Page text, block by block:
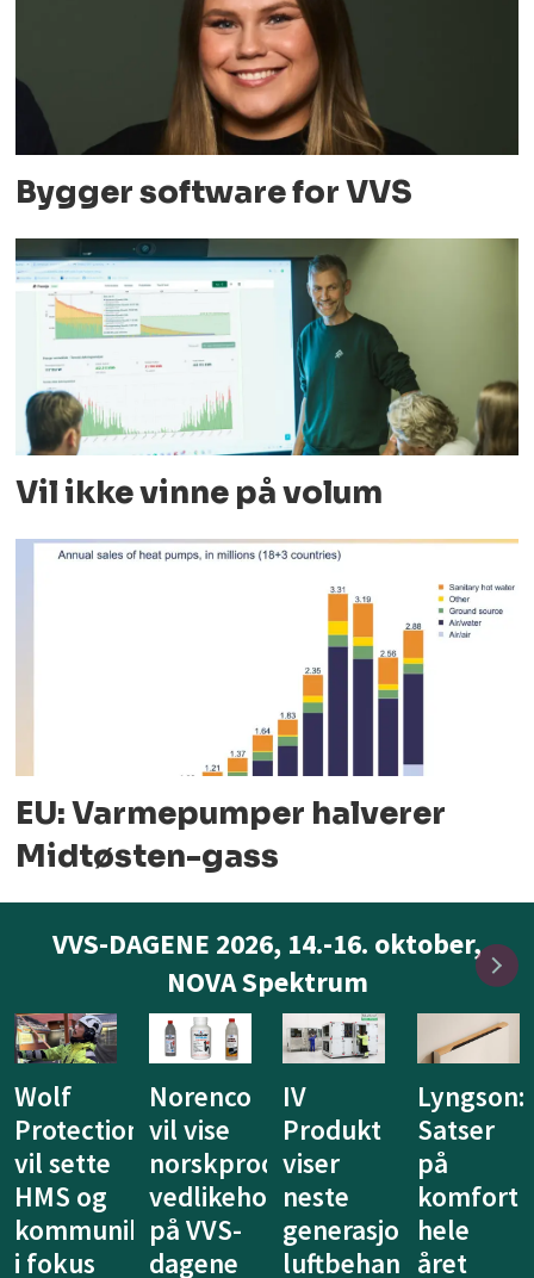
Bygger software for VVS
Vil ikke vinne på volum
EU: Varmepumper halverer
Midtøsten-gass
VVS-DAGENE 2026, 14.-16. oktober,
NOVA Spektrum
Produkt
viser
neste
generasjon
luftbehandling
Lyngson:
Satser
på
komfort
hele
året
Niprox
lanserer
system
for
KE
at